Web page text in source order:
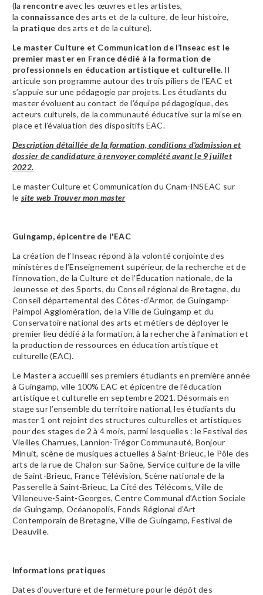
(la rencontreavec les œuvres et les artistes,
la connaissancedes arts et de la culture, de leur histoire,
la pratique des arts et de la culture).
Le master Culture et Communication de l’Inseac est le
premier master en France dédié à la formation de
professionnels en éducation artistique et culturelle. Il
articule son programme autour des trois piliers de l’EAC et
s’appuie sur une pédagogie par projets. Les étudiants du
master évoluent au contact de l’équipe pédagogique, des
acteurs culturels, de la communauté éducative sur la mise en
place et l’évaluation des dispositifs EAC.
Description détaillée de la formation, conditions d’admission et
dossier de candidature à renvoyer complété avant le 9 juillet
2022.
Le master Culture et Communication du Cnam-INSEAC sur
le site web Trouver mon master
Guingamp, épicentre de l'EAC
La création de l’Inseac répond à la volonté conjointe des
ministères de l’Enseignement supérieur, de la recherche et de
l’innovation, de la Culture et de l’Éducation nationale, de la
Jeunesse et des Sports, du Conseil régional de Bretagne, du
Conseil départemental des Côtes-d’Armor, de Guingamp-
Paimpol Agglomération, de la Ville de Guingamp et du
Conservatoire national des arts et métiers de déployer le
premier lieu dédié à la formation, à la recherche à l’animation et
la production de ressources en éducation artistique et
culturelle (EAC).
Le Master a accueilli ses premiers étudiants en première année
à Guingamp, ville 100% EAC et épicentre de l’éducation
artistique et culturelle en septembre 2021. Désormais en
stage sur l’ensemble du territoire national, les étudiants du
master 1 ont rejoint des structures culturelles et artistiques
pour des stages de 2 à 4 mois, parmi lesquelles : le Festival des
Vieilles Charrues, Lannion-Trégor Communauté, Bonjour
Minuit, scène de musiques actuelles à Saint-Brieuc, le Pôle des
arts de la rue de Chalon-sur-Saône, Service culture de la ville
de Saint-Brieuc, France Télévision, Scène nationale de la
Passerelle à Saint-Brieuc, La Cité des Télécoms, Ville de
Villeneuve-Saint-Georges, Centre Communal d’Action Sociale
de Guingamp, Océanopolis, Fonds Régional d’Art
Contemporain de Bretagne, Ville de Guingamp, Festival de
Deauville.
Informations pratiques
Dates d’ouverture et de fermeture pour le dépôt des